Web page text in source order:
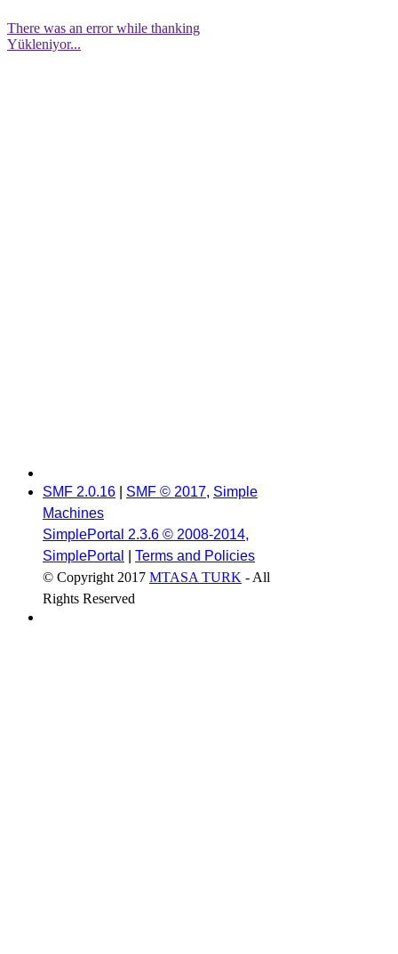
There was an error while thanking
Yükleniyor...
SMF 2.0.16 SMF © 2017, Simple
Machines
SimplePortal 2.3.6 © 2008-2014,
SimplePortal
Terms and Policies
© Copyright 2017 MTASA TURK - All
Rights Reserved